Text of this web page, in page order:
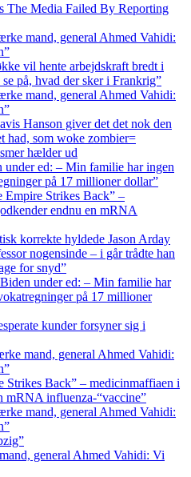
The Media Failed By Reporting
mand, general Ahmed Vahidi:
vil hente arbejdskraft bredt i
på, hvad der sker i Frankrig”
mand, general Ahmed Vahidi:
Hanson giver det det nok den
had, som woke zombier=
hælder ud
under ed: – Min familie har ingen
på 17 millioner dollar”
Empire Strikes Back” –
endnu en mRNA
korrekte hyldede Jason Arday
nogensinde – i går trådte han
for snyd”
under ed: – Min familie har
på 17 millioner
kunder forsyner sig i
mand, general Ahmed Vahidi:
Strikes Back” – medicinmaffiaen i
mRNA influenza-“vaccine”
mand, general Ahmed Vahidi:
general Ahmed Vahidi: Vi